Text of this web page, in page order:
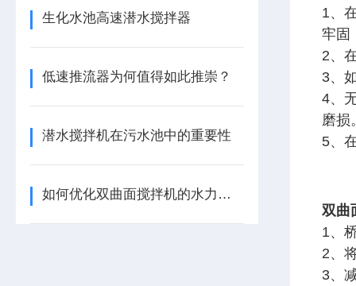
生化水池高速潜水搅拌器
低速推流器为何值得如此推崇？
潜水搅拌机在污水池中的重要性
如何优化双曲面搅拌机的水力性能
1、
牢固
2、
3、
4、
磨损
5、
双曲
1、
2、
3、